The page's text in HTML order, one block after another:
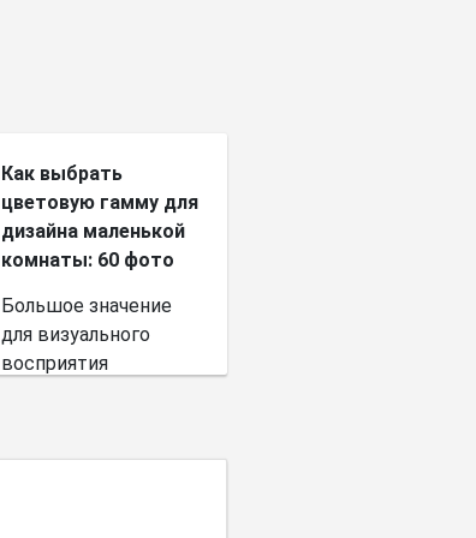
Как выбрать
цветовую гамму для
дизайна маленькой
комнаты: 60 фото
Большое значение
для визуального
восприятия